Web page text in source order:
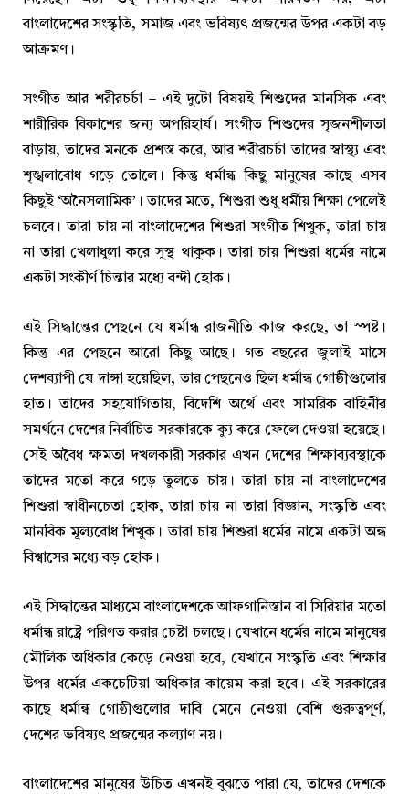
বাংলাদেশের সংস্কৃতি, সমাজ এবং ভবিষ্যৎ প্রজন্মের উপর একটা বড়
আক্রমণ।
সংগীত আর শরীরচর্চা – এই দুটো বিষয়ই শিশুদের মানসিক এবং
শারীরিক বিকাশের জন্য অপরিহার্য। সংগীত শিশুদের সৃজনশীলতা
বাড়ায়, তাদের মনকে প্রশস্ত করে, আর শরীরচর্চা তাদের স্বাস্থ্য এবং
শৃঙ্খলাবোধ গড়ে তোলে। কিন্তু ধর্মান্ধ কিছু মানুষের কাছে এসব
কিছুই ‘অনৈসলামিক’। তাদের মতে, শিশুরা শুধু ধর্মীয় শিক্ষা পেলেই
চলবে। তারা চায় না বাংলাদেশের শিশুরা সংগীত শিখুক, তারা চায়
না তারা খেলাধুলা করে সুস্থ থাকুক। তারা চায় শিশুরা ধর্মের নামে
একটা সংকীর্ণ চিন্তার মধ্যে বন্দী হোক।
এই সিদ্ধান্তের পেছনে যে ধর্মান্ধ রাজনীতি কাজ করছে, তা স্পষ্ট।
কিন্তু এর পেছনে আরো কিছু আছে। গত বছরের জুলাই মাসে
দেশব্যাপী যে দাঙ্গা হয়েছিল, তার পেছনেও ছিল ধর্মান্ধ গোষ্ঠীগুলোর
হাত। তাদের সহযোগিতায়, বিদেশি অর্থে এবং সামরিক বাহিনীর
সমর্থনে দেশের নির্বাচিত সরকারকে ক্যু করে ফেলে দেওয়া হয়েছে।
সেই অবৈধ ক্ষমতা দখলকারী সরকার এখন দেশের শিক্ষাব্যবস্থাকে
তাদের মতো করে গড়ে তুলতে চায়। তারা চায় না বাংলাদেশের
শিশুরা স্বাধীনচেতা হোক, তারা চায় না তারা বিজ্ঞান, সংস্কৃতি এবং
মানবিক মূল্যবোধ শিখুক। তারা চায় শিশুরা ধর্মের নামে একটা অন্ধ
বিশ্বাসের মধ্যে বড় হোক।
এই সিদ্ধান্তের মাধ্যমে বাংলাদেশকে আফগানিস্তান বা সিরিয়ার মতো
ধর্মান্ধ রাষ্ট্রে পরিণত করার চেষ্টা চলছে। যেখানে ধর্মের নামে মানুষের
মৌলিক অধিকার কেড়ে নেওয়া হবে, যেখানে সংস্কৃতি এবং শিক্ষার
উপর ধর্মের একচেটিয়া অধিকার কায়েম করা হবে। এই সরকারের
কাছে ধর্মান্ধ গোষ্ঠীগুলোর দাবি মেনে নেওয়া বেশি গুরুত্বপূর্ণ,
দেশের ভবিষ্যৎ প্রজন্মের কল্যাণ নয়।
বাংলাদেশের মানুষের উচিত এখনই বুঝতে পারা যে, তাদের দেশকে